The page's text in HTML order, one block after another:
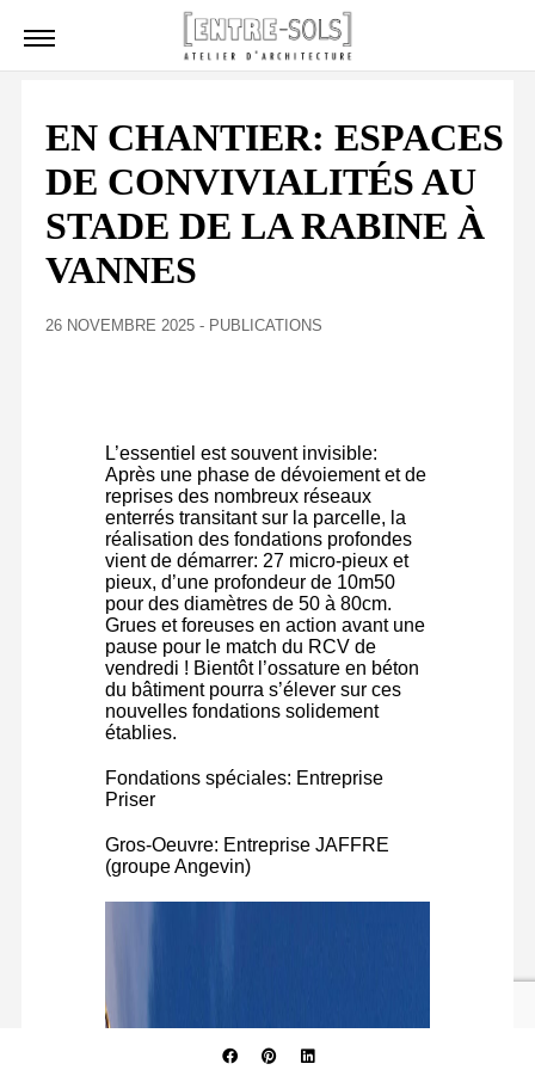
EN CHANTIER: ESPACES
DE CONVIVIALITÉS AU
STADE DE LA RABINE À
VANNES
26 NOVEMBRE 2025 - PUBLICATIONS
L’essentiel est souvent invisible:
Après une phase de dévoiement et de
reprises des nombreux réseaux
enterrés transitant sur la parcelle, la
réalisation des fondations profondes
vient de démarrer: 27 micro-pieux et
pieux, d’une profondeur de 10m50
pour des diamètres de 50 à 80cm.
Grues et foreuses en action avant une
pause pour le match du RCV de
vendredi ! Bientôt l’ossature en béton
du bâtiment pourra s’élever sur ces
nouvelles fondations solidement
établies.
Fondations spéciales: Entreprise
Priser
Gros-Oeuvre: Entreprise JAFFRE
(groupe Angevin)